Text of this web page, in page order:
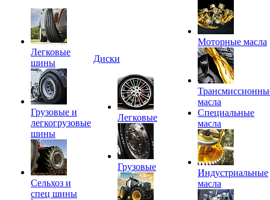
Легковые
шины
Грузовые и
легкогрузовые
шины
Сельхоз и
спец шины
Диски
Легковые
Грузовые
Моторные масла
масла
Специальные
масла
Индустриальные
масла